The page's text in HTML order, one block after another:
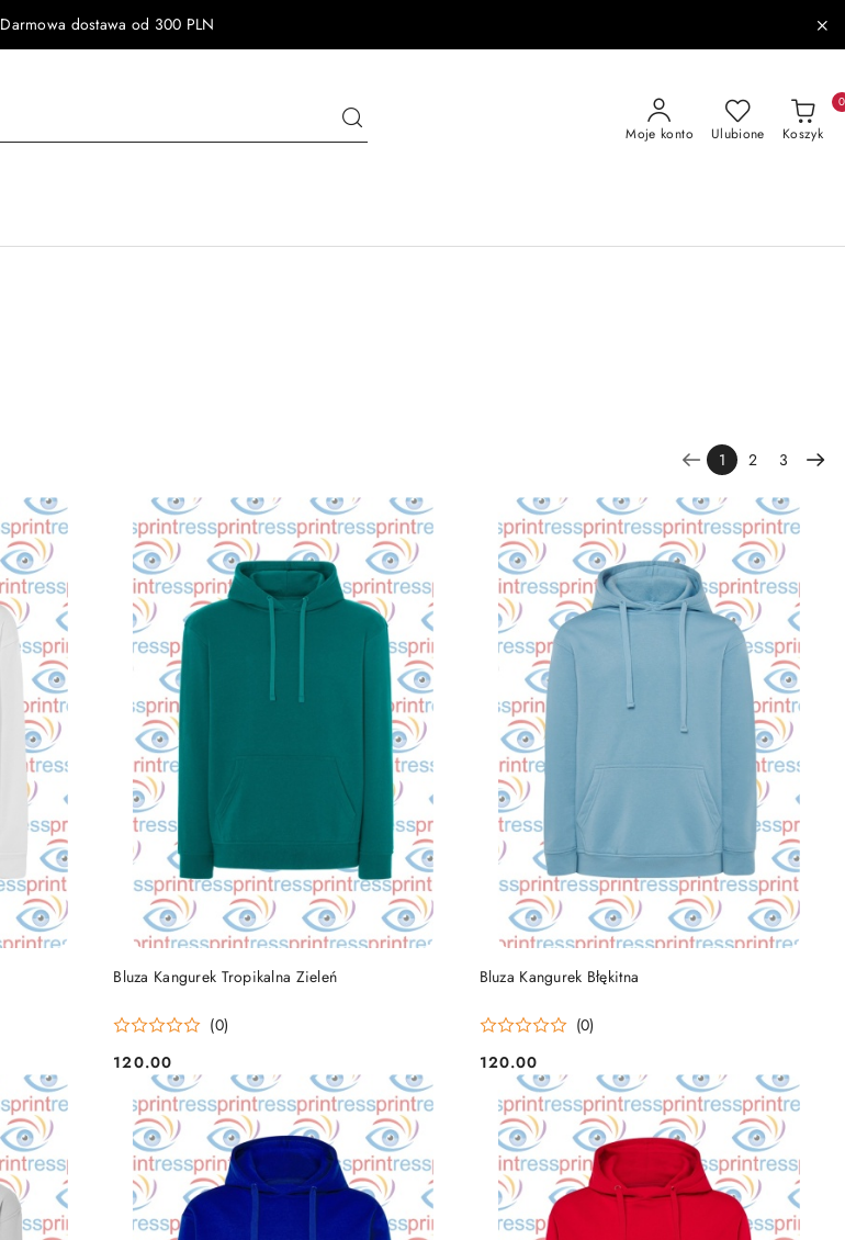
Darmowa dostawa od 300 PLN
Moje konto Ulubione Koszyk
0
1 2 3
Bluza Kangurek Tropikalna Zieleń
(0)
Cena:
120.00
DO KOSZYKA Bluza Kangurek Błękitna
(0)
Cena:
120.00
DO KOSZYKA